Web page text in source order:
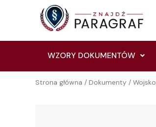
WZORY DOKUMENTÓW
Strona główna / Dokumenty / Wojsko